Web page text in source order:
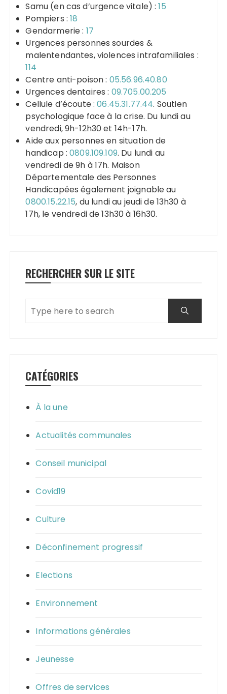
Samu (en cas d’urgence vitale) :15
Pompiers :18
Gendarmerie : 17
Urgences personnes sourdes &
malentendantes, violences intrafamiliales :
114
Centre anti-poison : 05.56.96.40.80
Urgences dentaires : 09.705.00.205
Cellule d’écoute :06.45.31.77.44. Soutien
psychologique face à la crise. Du lundi au
vendredi, 9h-12h30 et 14h-17h.
Aide aux personnes en situation de
handicap :0809.109.109. Du lundi au
vendredi de 9h à 17h. Maison
Départementale des Personnes
Handicapées également joignable au
0800.15.22.15, du lundi au jeudi de 13h30 à
17h, le vendredi de 13h30 à 16h30.
RECHERCHER SUR LE SITE
CATÉGORIES
À la une
Actualités communales
Conseil municipal
Covid19
Culture
Déconfinement progressif
Elections
Environnement
Informations générales
Jeunesse
Offres de services